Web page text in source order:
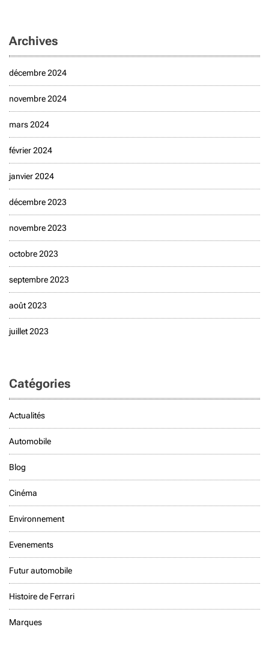
Archives
décembre 2024
novembre 2024
mars 2024
février 2024
janvier 2024
décembre 2023
novembre 2023
octobre 2023
septembre 2023
août 2023
juillet 2023
Catégories
Actualités
Automobile
Blog
Cinéma
Environnement
Evenements
Futur automobile
Histoire de Ferrari
Marques